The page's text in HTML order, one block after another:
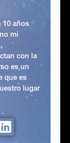
10 años
mi
con la
es un
que es
lugar